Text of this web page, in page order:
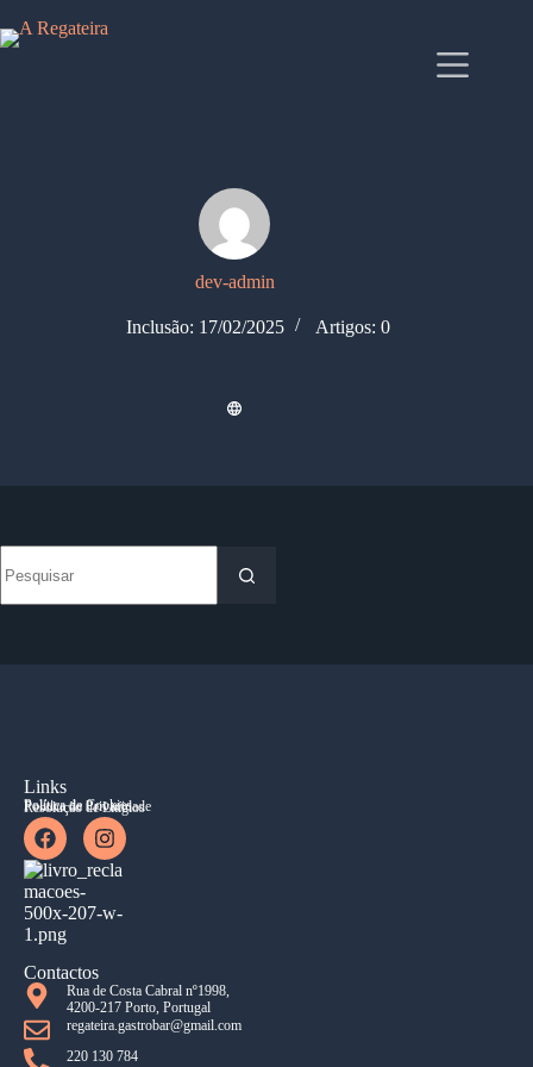
dev-admin
Inclusão: 17/02/2025 Artigos: 0
Links
Política de Cookies
Política de Privacidade
Resolução de Litígios
Contactos
Rua de Costa Cabral nº1998,
4200-217 Porto, Portugal
regateira.gastrobar@gmail.com
220 130 784